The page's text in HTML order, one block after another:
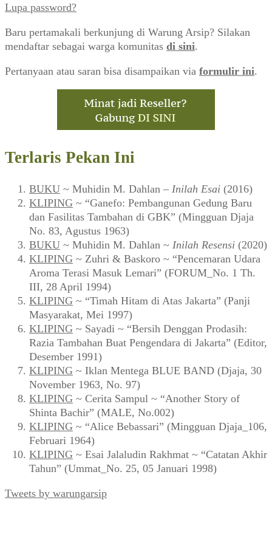
Lupa password?
Baru pertamakali berkunjung di Warung Arsip? Silakan
mendaftar sebagai warga komunitas di sini.
Pertanyaan atau saran bisa disampaikan via formulir ini.
Terlaris Pekan Ini
BUKU ~ Muhidin M. Dahlan – Inilah Esai (2016)
KLIPING ~ “Ganefo: Pembangunan Gedung Baru
dan Fasilitas Tambahan di GBK” (Mingguan Djaja
No. 83, Agustus 1963)
BUKU ~ Muhidin M. Dahlan ~ Inilah Resensi (2020)
KLIPING ~ Zuhri & Baskoro ~ “Pencemaran Udara
Aroma Terasi Masuk Lemari” (FORUM_No. 1 Th.
III, 28 April 1994)
KLIPING ~ “Timah Hitam di Atas Jakarta” (Panji
Masyarakat, Mei 1997)
KLIPING ~ Sayadi ~ “Bersih Denggan Prodasih:
Razia Tambahan Buat Pengendara di Jakarta” (Editor,
Desember 1991)
KLIPING ~ Iklan Mentega BLUE BAND (Djaja, 30
November 1963, No. 97)
KLIPING ~ Cerita Sampul ~ “Another Story of
Shinta Bachir” (MALE, No.002)
KLIPING ~ “Alice Bebassari” (Mingguan Djaja_106,
Februari 1964)
KLIPING ~ Esai Jalaludin Rakhmat ~ “Catatan Akhir
Tahun” (Ummat_No. 25, 05 Januari 1998)
Tweets by warungarsip